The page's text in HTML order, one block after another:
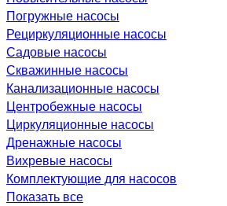
Погружные насосы
Рециркуляционные насосы
Садовые насосы
Скважинные насосы
Канализационные насосы
Центробежные насосы
Циркуляционные насосы
Дренажные насосы
Вихревые насосы
Комплектующие для насосов
Показать все